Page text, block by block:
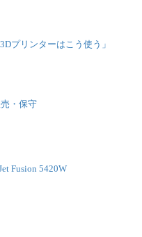
プリンターはこう使う」
・保守
Fusion 5420W